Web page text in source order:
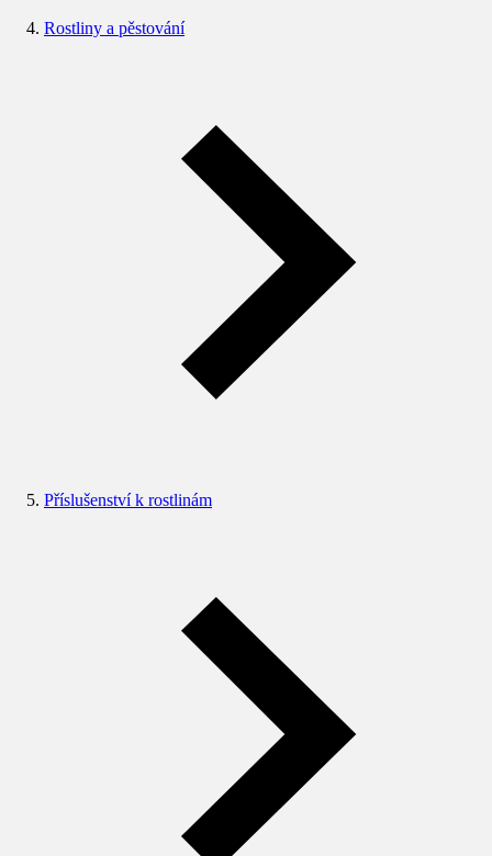
Rostliny a pěstování
Příslušenství k rostlinám